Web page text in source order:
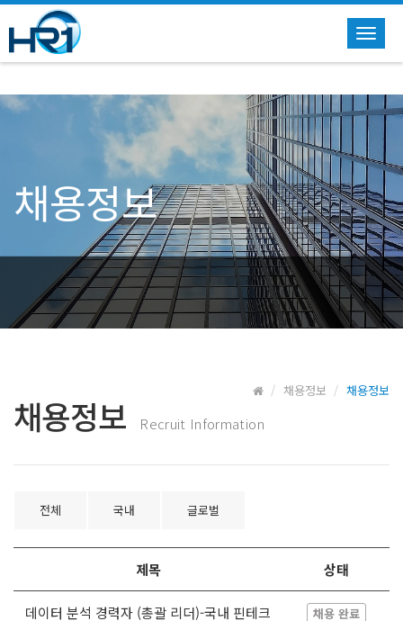
채용정보
채용정보 채용정보
채용정보 Recruit Information
전체 국내 글로벌
제목 상태
데이터 분석 경력자 (총괄 리더)-국내 핀테크
채용 완료